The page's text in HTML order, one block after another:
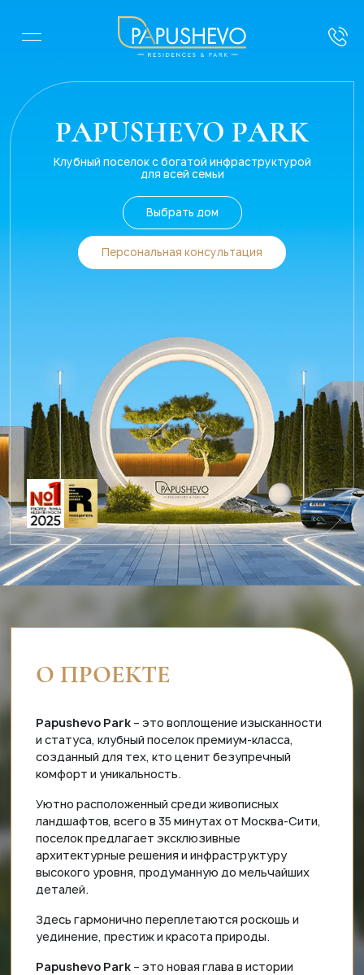
PAPUSHEVO PARK
Клубный поселок c богатой инфраструктурой
для всей семьи
Выбрать дом
Персональная консультация
О ПРОЕКТЕ
Papushevo Park – это воплощение изысканности
и статуса, клубный поселок премиум-класса,
созданный для тех, кто ценит безупречный
комфорт и уникальность.
Уютно расположенный среди живописных
ландшафтов, всего в 35 минутах от Москва-Сити,
поселок предлагает эксклюзивные
архитектурные решения и инфраструктуру
высокого уровня, продуманную до мельчайших
деталей.
Здесь гармонично переплетаются роскошь и
уединение, престиж и красота природы.
Papushevo Park – это новая глава в истории